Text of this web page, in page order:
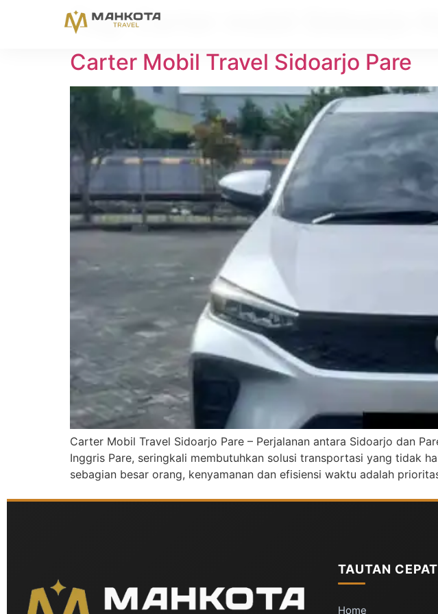
Tag:Carter mobil Sidoarjo
Carter Mobil Travel Sidoarjo Pare
Carter Mobil Travel Sidoarjo Pare – Perjalanan antara Sidoarjo dan
Inggris Pare, seringkali membutuhkan solusi transportasi yang tidak
sebagian besar orang, kenyamanan dan efisiensi waktu adalah
TAUTAN CEPAT
Home